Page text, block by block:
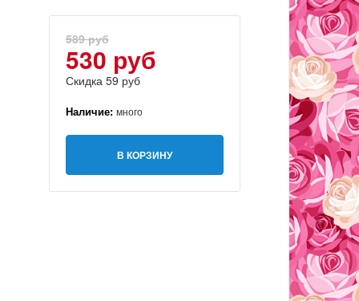
589 руб
530 руб
Скидка 59 руб
Наличие: много
В КОРЗИНУ